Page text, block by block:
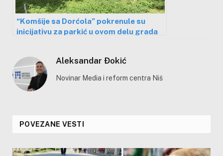
“Komšije sa Dorćola” pokrenule su
inicijativu za parkić u ovom delu grada
Aleksandar Đokić
Novinar Media i reform centra Niš
POVEZANE VESTI